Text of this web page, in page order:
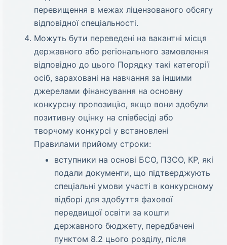
перевищення в межах ліцензованого обсягу
відповідної спеціальності.
Можуть бути переведені на вакантні місця
державного або регіонального замовлення
відповідно до цього Порядку такі категорії
осіб, зараховані на навчання за іншими
джерелами фінансування на основну
конкурсну пропозицію, якщо вони здобули
позитивну оцінку на співбесіді або
творчому конкурсі у встановлені
Правилами прийому строки:
вступники на основі БСО, ПЗСО, КР, які
подали документи, що підтверджують
спеціальні умови участі в конкурсному
відборі для здобуття фахової
передвищої освіти за кошти
державного бюджету, передбачені
пунктом 8.2 цього розділу, після